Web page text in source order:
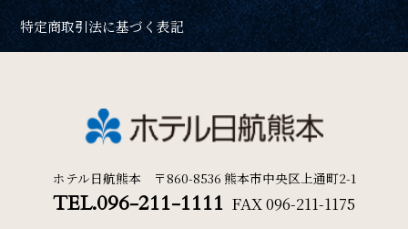
Gallery
フォトギャラリー
One Harmony
特定商取引法に基づく表記
ホテル日航熊本 〒860-8536 熊本市中央区上通町2-1
TEL.096-211-1111 FAX096-211-1175